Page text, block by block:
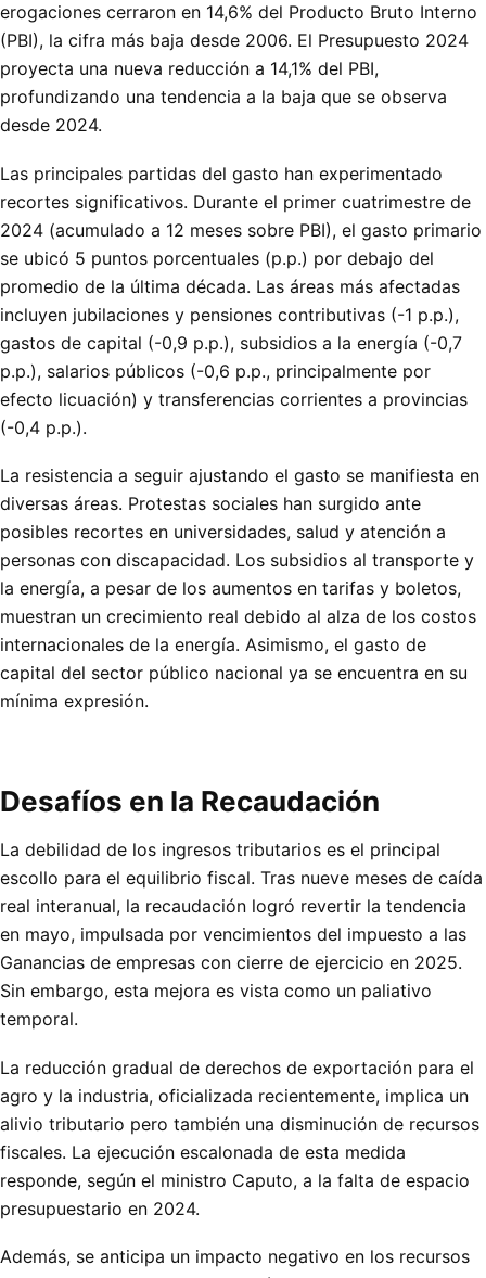
erogaciones cerraron en 14,6% del Producto Bruto Interno
(PBI), la cifra más baja desde 2006. El Presupuesto 2024
proyecta una nueva reducción a 14,1% del PBI,
profundizando una tendencia a la baja que se observa
desde 2024.
Las principales partidas del gasto han experimentado
recortes significativos. Durante el primer cuatrimestre de
2024 (acumulado a 12 meses sobre PBI), el gasto primario
se ubicó 5 puntos porcentuales (p.p.) por debajo del
promedio de la última década. Las áreas más afectadas
incluyen jubilaciones y pensiones contributivas (-1 p.p.),
gastos de capital (-0,9 p.p.), subsidios a la energía (-0,7
p.p.), salarios públicos (-0,6 p.p., principalmente por
efecto licuación) y transferencias corrientes a provincias
(-0,4 p.p.).
La resistencia a seguir ajustando el gasto se manifiesta en
diversas áreas. Protestas sociales han surgido ante
posibles recortes en universidades, salud y atención a
personas con discapacidad. Los subsidios al transporte y
la energía, a pesar de los aumentos en tarifas y boletos,
muestran un crecimiento real debido al alza de los costos
internacionales de la energía. Asimismo, el gasto de
capital del sector público nacional ya se encuentra en su
mínima expresión.
Desafíos en la Recaudación
La debilidad de los ingresos tributarios es el principal
escollo para el equilibrio fiscal. Tras nueve meses de caída
real interanual, la recaudación logró revertir la tendencia
en mayo, impulsada por vencimientos del impuesto a las
Ganancias de empresas con cierre de ejercicio en 2025.
Sin embargo, esta mejora es vista como un paliativo
temporal.
La reducción gradual de derechos de exportación para el
agro y la industria, oficializada recientemente, implica un
alivio tributario pero también una disminución de recursos
fiscales. La ejecución escalonada de esta medida
responde, según el ministro Caputo, a la falta de espacio
presupuestario en 2024.
Además, se anticipa un impacto negativo en los recursos